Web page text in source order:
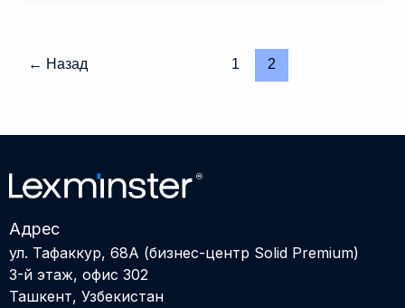
← Назад 1 2
Адрес
ул. Тафаккур, 68А (бизнес-центр Solid Premium)
3-й этаж, офис 302
Ташкент, Узбекистан